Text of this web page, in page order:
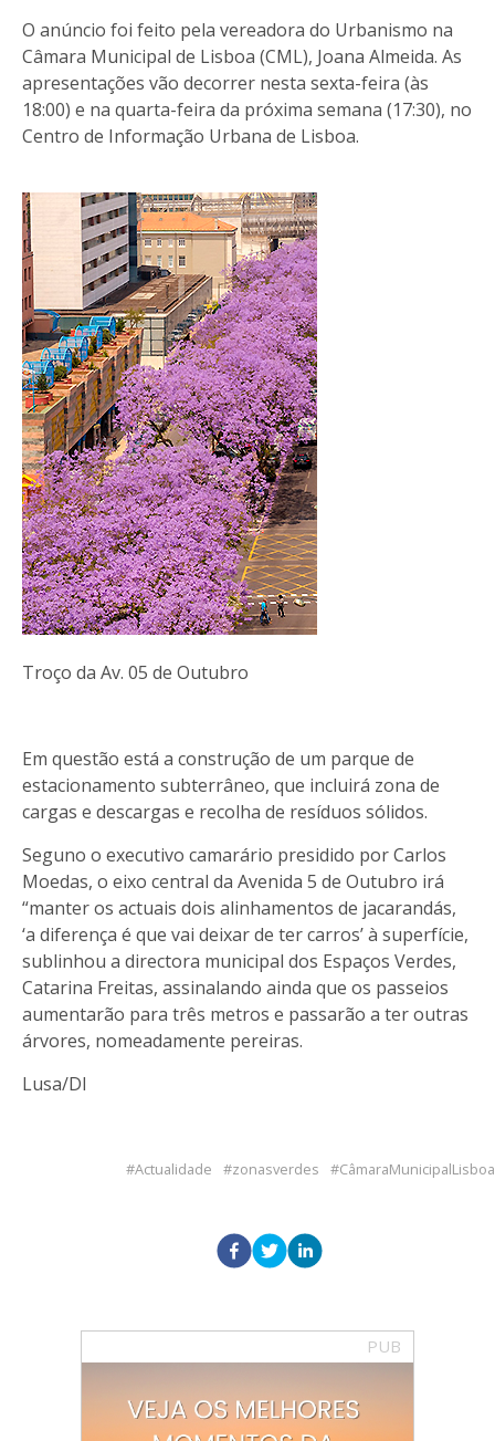
O anúncio foi feito pela vereadora do Urbanismo na
Câmara Municipal de Lisboa (CML), Joana Almeida. As
apresentações vão decorrer nesta sexta-feira (às
18:00) e na quarta-feira da próxima semana (17:30), no
Centro de Informação Urbana de Lisboa.
Troço da Av. 05 de Outubro
Em questão está a construção de um parque de
estacionamento subterrâneo, que incluirá zona de
cargas e descargas e recolha de resíduos sólidos.
Seguno o executivo camarário presidido por Carlos
Moedas, o eixo central da Avenida 5 de Outubro irá
“manter os actuais dois alinhamentos de jacarandás,
‘a diferença é que vai deixar de ter carros’ à superfície,
sublinhou a directora municipal dos Espaços Verdes,
Catarina Freitas, assinalando ainda que os passeios
aumentarão para três metros e passarão a ter outras
árvores, nomeadamente pereiras.
Lusa/DI
Actualidade zonasverdes CâmaraMunicipalLisboa
PUB